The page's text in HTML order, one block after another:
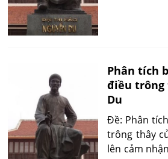
sao không
Nam chết
tích bài thơ
ghê tởm
phương Bắc.
Phân tích
điều trông
Du
Đề: Phân
trông thây
lên cảm